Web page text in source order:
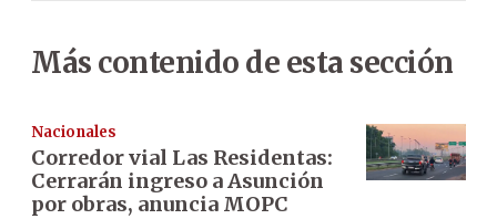
Más contenido de esta sección
Nacionales
Corredor vial Las Residentas:
Cerrarán ingreso a Asunción
por obras, anuncia MOPC